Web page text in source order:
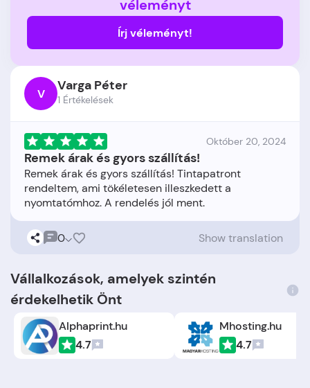
véleményt
Írj véleményt!
V Varga Péter
1 Értékelések
Október 20, 2024
Remek árak és gyors szállítás!
Remek árak és gyors szállítás! Tintapatront
rendeltem, ami tökéletesen illeszkedett a
0 Show translation
Vállalkozások, amelyek szintén
érdekelhetik Önt
Alphaprint.hu
4.7
Mhosting.hu
4.7